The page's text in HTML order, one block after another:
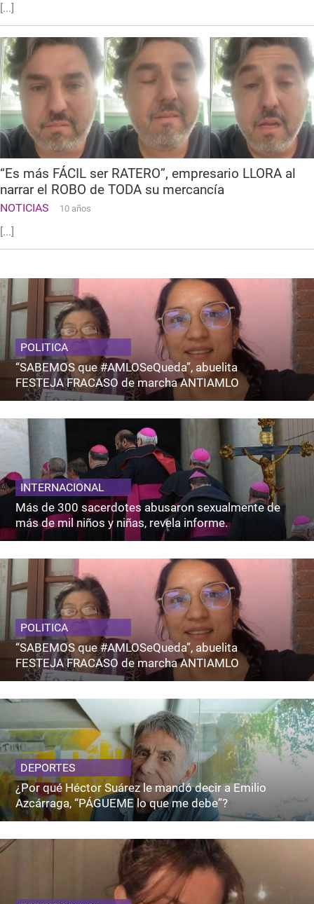
[...]
“Es más FÁCIL ser RATERO”, empresario LLORA al
narrar el ROBO de TODA su mercancía
NOTICIAS 10 años
[...]
POLITICA
“SABEMOS que #AMLOSeQueda”, abuelita
FESTEJA FRACASO de marcha ANTIAMLO
INTERNACIONAL
Más de 300 sacerdotes abusaron sexualmente de
más de mil niños y niñas, revela informe.
POLITICA
“SABEMOS que #AMLOSeQueda”, abuelita
FESTEJA FRACASO de marcha ANTIAMLO
DEPORTES
¿Por qué Héctor Suárez le mandó decir a Emilio
Azcárraga, “PÁGUEME lo que me debe”?